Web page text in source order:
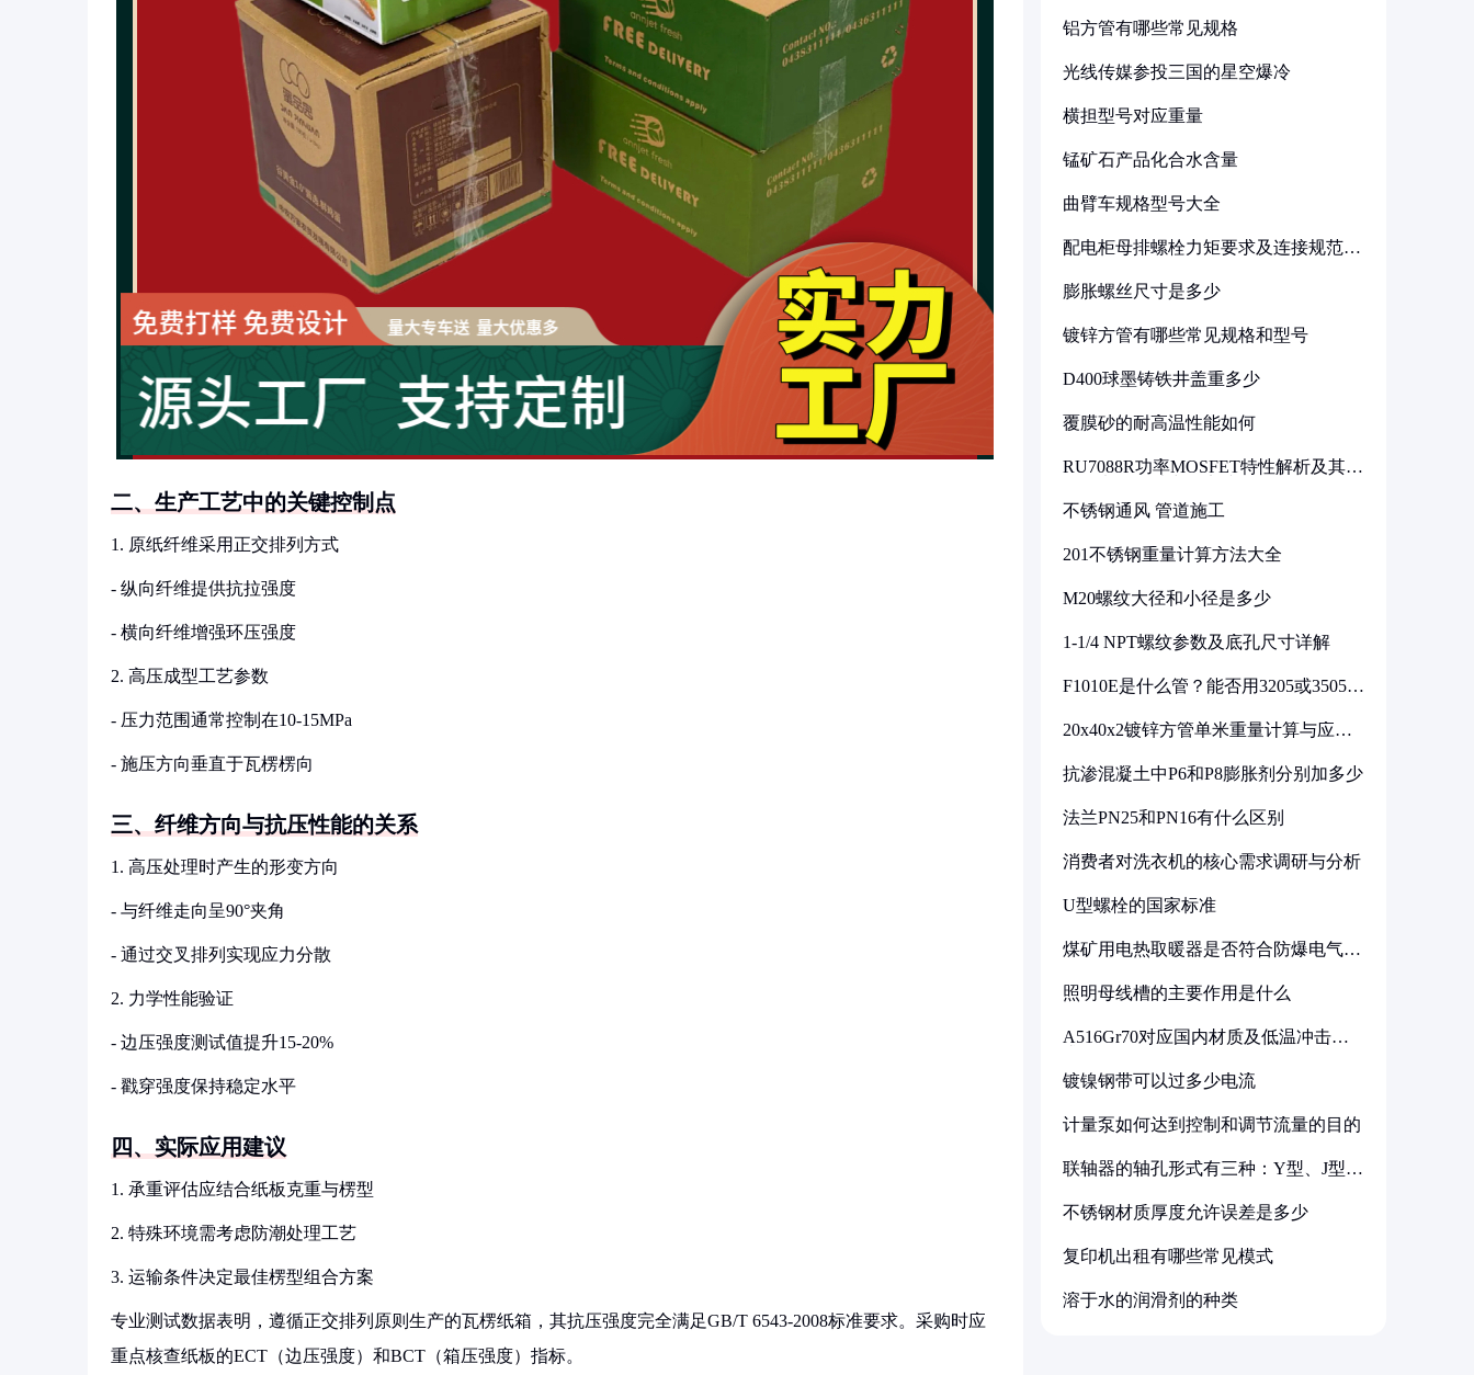
二、生产工艺中的关键控制点
1. 原纸纤维采用正交排列方式
- 纵向纤维提供抗拉强度
- 横向纤维增强环压强度
2. 高压成型工艺参数
- 压力范围通常控制在10-15MPa
- 施压方向垂直于瓦楞楞向
三、纤维方向与抗压性能的关系
1. 高压处理时产生的形变方向
- 与纤维走向呈90°夹角
- 通过交叉排列实现应力分散
2. 力学性能验证
- 边压强度测试值提升15-20%
- 戳穿强度保持稳定水平
四、实际应用建议
1. 承重评估应结合纸板克重与楞型
2. 特殊环境需考虑防潮处理工艺
3. 运输条件决定最佳楞型组合方案
专业测试数据表明，遵循正交排列原则生产的瓦楞纸箱，其抗压强度完全满足GB/T 6543-2008标准要求。采购时应
重点核查纸板的ECT（边压强度）和BCT（箱压强度）指标。
铝方管有哪些常见规格
光线传媒参投三国的星空爆冷
横担型号对应重量
锰矿石产品化合水含量
曲臂车规格型号大全
配电柜母排螺栓力矩要求及连接规范详
膨胀螺丝尺寸是多少
镀锌方管有哪些常见规格和型号
D400球墨铸铁井盖重多少
覆膜砂的耐高温性能如何
RU7088R功率MOSFET特性解析及其在
不锈钢通风 管道施工
201不锈钢重量计算方法大全
M20螺纹大径和小径是多少
1-1/4 NPT螺纹参数及底孔尺寸详解
F1010E是什么管？能否用3205或3505代
20x40x2镀锌方管单米重量计算与应用
抗渗混凝土中P6和P8膨胀剂分别加多少
法兰PN25和PN16有什么区别
消费者对洗衣机的核心需求调研与分析
U型螺栓的国家标准
煤矿用电热取暖器是否符合防爆电气设
照明母线槽的主要作用是什么
A516Gr70对应国内材质及低温冲击要
镀镍钢带可以过多少电流
计量泵如何达到控制和调节流量的目的
联轴器的轴孔形式有三种：Y型、J型、
不锈钢材质厚度允许误差是多少
复印机出租有哪些常见模式
溶于水的润滑剂的种类